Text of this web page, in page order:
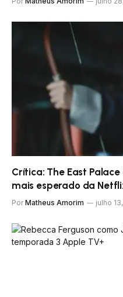
Crítica: The East
mais esperado da
Por Matheus Amorim julho